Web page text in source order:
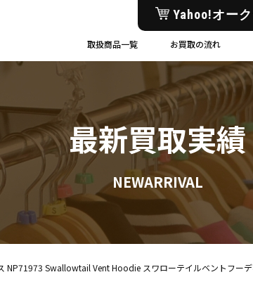
Yahoo!オー
取扱商品一覧 お買取の流れ
最新買取実績
NEWARRIVAL
NP71973 Swallowtail Vent Hoodie スワローテイルベントフー